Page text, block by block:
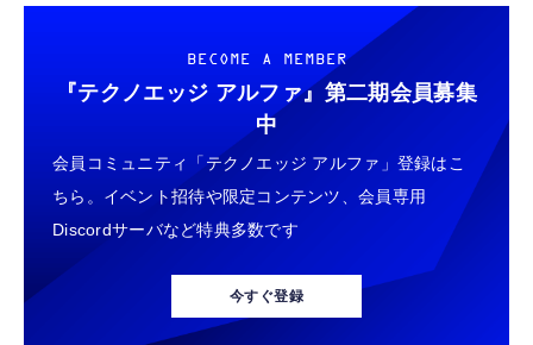
BECOME A MEMBER
『テクノエッジ アルファ』 第二期会員募集
中
会員コミュニティ「テクノエッジ アルファ」登録はこ
ちら。イベント招待や限定コンテンツ、会員専用
Discordサーバなど特典多数です
今すぐ登録